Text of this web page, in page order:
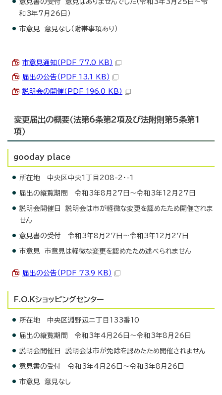
意見書の受付 意見はありませんでした（令和3年3月25日～令
和3年7月26日）
市意見 意見なし（附帯事項あり）
市意見通知（PDF 77.0 KB）
届出の公告（PDF 13.1 KB）
説明会の開催（PDF 196.0 KB）
変更届出の概要（法第6条第2項及び法附則第5条第1
項）
gooday place
所在地 中央区中央1丁目208-2・-1
届出の縦覧期間 令和3年8月27日～令和3年12月27日
説明会開催日 説明会は市が軽微な変更を認めたため開催されま
せん
意見書の受付 令和3年8月27日～令和3年12月27日
市意見 市意見は軽微な変更を認めたため述べられません
届出の公告（PDF 73.9 KB）
F.O.Kショッピングセンター
所在地 中央区淵野辺二丁目133番10
届出の縦覧期間 令和3年4月26日～令和3年8月26日
説明会開催日 説明会は市が免除を認めたため開催されません
意見書の受付 令和3年4月26日～令和3年8月26日
市意見 意見なし